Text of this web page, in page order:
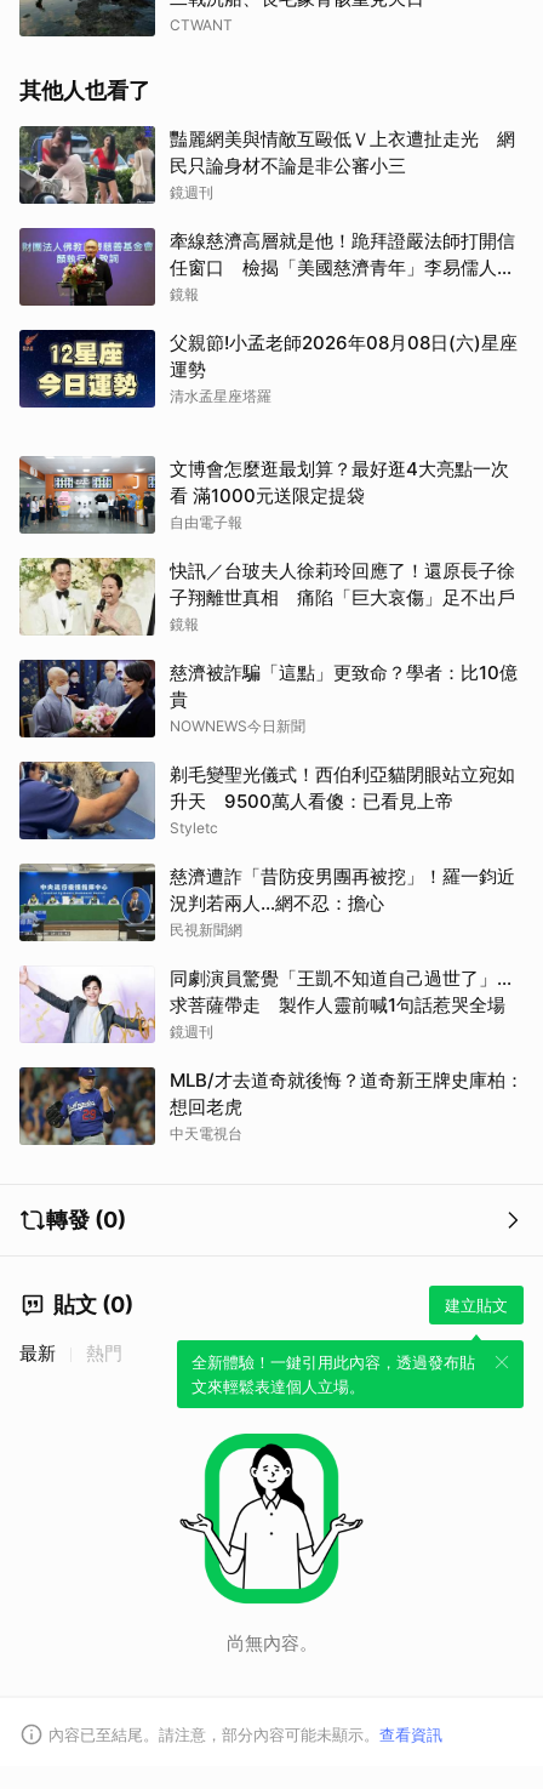
CTWANT
其他人也看了
豔麗網美與情敵互毆低Ｖ上衣遭扯走光 網
民只論身材不論是非公審小三
鏡週刊
牽線慈濟高層就是他！跪拜證嚴法師打開信
任窗口 檢揭「美國慈濟青年」李易儒人脈
網絡
鏡報
父親節!小孟老師2026年08月08日(六)星座
運勢
清水孟星座塔羅
文博會怎麼逛最划算？最好逛4大亮點一次
看 滿1000元送限定提袋
自由電子報
快訊／台玻夫人徐莉玲回應了！還原長子徐
子翔離世真相 痛陷「巨大哀傷」足不出戶
鏡報
慈濟被詐騙「這點」更致命？學者：比10億
貴
NOWNEWS今日新聞
剃毛變聖光儀式！西伯利亞貓閉眼站立宛如
升天 9500萬人看傻：已看見上帝
Styletc
慈濟遭詐「昔防疫男團再被挖」！羅一鈞近
況判若兩人…網不忍：擔心
民視新聞網
同劇演員驚覺「王凱不知道自己過世了」...
求菩薩帶走 製作人靈前喊1句話惹哭全場
鏡週刊
MLB/才去道奇就後悔？道奇新王牌史庫柏：
想回老虎
中天電視台
轉發 (0)
貼文 (0) 建立貼文
全新體驗！一鍵引用此內容，透過發布貼
文來輕鬆表達個人立場。
最新 熱門
尚無內容。
內容已至結尾。請注意，部分內容可能未顯示。 查看資訊